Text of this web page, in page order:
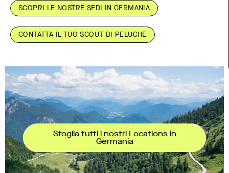
SCOPRI LE NOSTRE SEDI IN GERMANIA
CONTATTA IL TUO SCOUT DI PELUCHE
Sfoglia tutti i nostri Locations in
Germania